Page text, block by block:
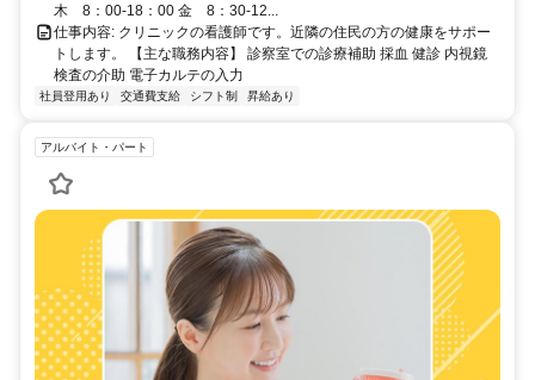
木 8：00-18：00 金 8：30-12...
仕事内容: クリニックの看護師です。近隣の住民の方の健康をサポー
トします。 【主な職務内容】 診察室での診療補助 採血 健診 内視鏡
検査の介助 電子カルテの入力
社員登用あり 交通費支給 シフト制 昇給あり
アルバイト・パート